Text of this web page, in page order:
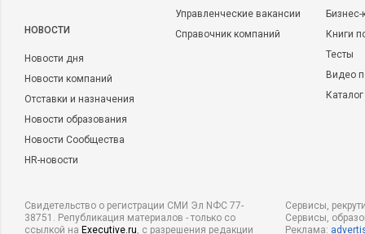
Что мы получаем в данном случае? Концентрация на
другими задачами мотивация на результат, опыт решения
эффективно решать следующую. Растущий опыт помогает
лучшего результата. В решении задачи задействованы
руководители подразделения.
пример из практики: для решения задачи по снижению
статей назначается ответственный руководитель
НОВОСТИ
Новости дня
Новости компаний
Отставки и назначения
Новости образования
Новости Сообщества
HR-новости
Управленческие вакансии
Справочник компаний
Книги
Тесты
Видео
Свидетельство о регистрации СМИ Эл NФС 77-
38751. Републикация материалов - только со
ссылкой на Executive.ru, с разрешения редакции
Сервисы,
Сервисы,
Реклама: